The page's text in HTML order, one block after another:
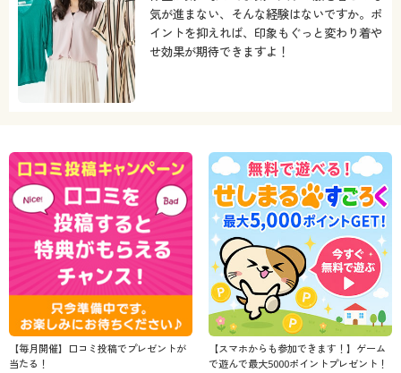
気が進まない、そんな経験はないですか。ポ
イントを抑えれば、印象もぐっと変わり着や
せ効果が期待できますよ！
【毎月開催】口コミ投稿でプレゼントが
当たる！
【スマホからも参加できます！】ゲーム
で遊んで最大5000ポイントプレゼント！